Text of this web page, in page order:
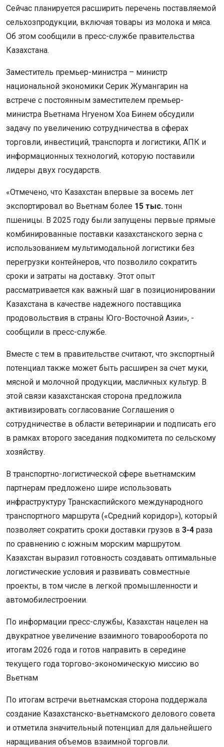
Сейчас планируется расширить перечень поставляемой
сельхозпродукции, включая товары из молока и мяса.
Об этом сообщили в пресс-службе правительства
Казахстана.
Заместитель премьер-министра – министр
национальной экономики Серик Жумангарин на
встрече с постоянным заместителем премьер-
министра Вьетнама Нгуеном Хоа Бинем обсудили
задачу по увеличению сотрудничества в сферах
торговли, инвестиций, транспорта и логистики, АПК и
информационных технологий, которую поставили
лидеры двух государств.
«Отмечено, что Казахстан впервые за восемь лет
экспортировал во Вьетнам более 15 тыс. тонн
пшеницы. В 2025 году были запущены первые прямые
комбинированные поставки казахстанского зерна с
использованием мультимодальной логистики без
перегрузки контейнеров, что позволило сократить
сроки и затраты на доставку. Этот опыт
рассматривается как важный шаг в позиционировании
Казахстана в качестве надежного поставщика
продовольствия в страны Юго-Восточной Азии», -
сообщили в пресс-службе.
Вместе с тем в правительстве считают, что экспортный
потенциал также может быть расширен за счет муки,
мясной и молочной продукции, масличных культур. В
этой связи казахстанская сторона предложила
активизировать согласование Соглашения о
сотрудничестве в области ветеринарии и подписать его
в рамках второго заседания подкомитета по сельскому
хозяйству.
В транспортно-логистической сфере вьетнамским
партнерам предложено шире использовать
инфраструктуру Транскаспийского международного
транспортного маршрута («Средний коридор»), который
позволяет сократить сроки доставки грузов в 3-4 раза
по сравнению с южным морским маршрутом.
Казахстан выразил готовность создавать оптимальные
логистические условия и развивать совместные
проекты, в том числе в легкой промышленности и
автомобилестроении.
По информации пресс-службы, Казахстан нацелен на
двукратное увеличение взаимного товарооборота по
итогам 2026 года и готов направить в середине
текущего года торгово-экономическую миссию во
Вьетнам
По итогам встречи вьетнамская сторона поддержала
создание Казахстанско-вьетнамского делового совета
и отметила значительный потенциал для дальнейшего
наращивания объемов взаимной торговли.